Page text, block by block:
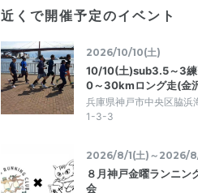
近くで開催予定のイベント
2026/10/10(土)
10/10(土)sub3.5～3練
0～30kmロング走(金
兵庫県神戸市中央区脇浜
1-3-3
2026/8/1(土)～2026/
８月神戸金曜ランニン
会